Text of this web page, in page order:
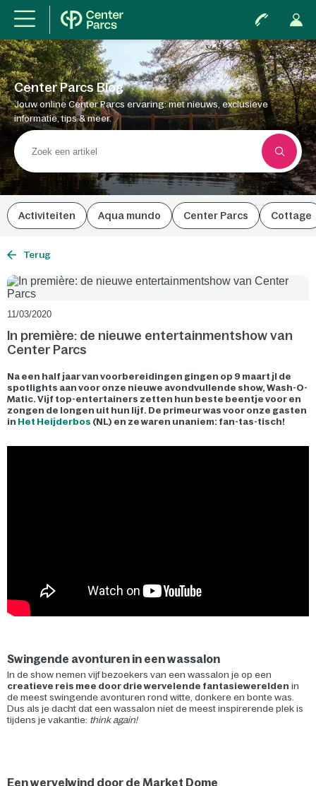
Center Parcs Blog
Jouw online Center Parcs ervaring: met nieuws, exclusieve
informatie, tips & meer.
Activiteiten Aqua mundo Center Parcs Cottage
Terug
11/03/2020
In première: de nieuwe entertainmentshow van
Center Parcs
Na een half jaar van voorbereidingen gingen op 9 maart jl de
spotlights aan voor onze nieuwe avondvullende show, Wash-O-
Matic. Vijf top-entertainers zetten hun beste beentje voor en
zongen de longen uit hun lijf. De primeur was voor onze gasten
in Het Heijderbos (NL) en ze waren unaniem: fan-tas-tisch!
Swingende avonturen in een wassalon
In de show nemen vijf bezoekers van een wassalon je op een
creatieve reis mee door drie wervelende fantasiewerelden in
de meest swingende avonturen rond witte, donkere en bonte was.
Dus als je dacht dat een wassalon niet de meest inspirerende plek is
tijdens je vakantie: think again!
Een wervelwind door de Market Dome